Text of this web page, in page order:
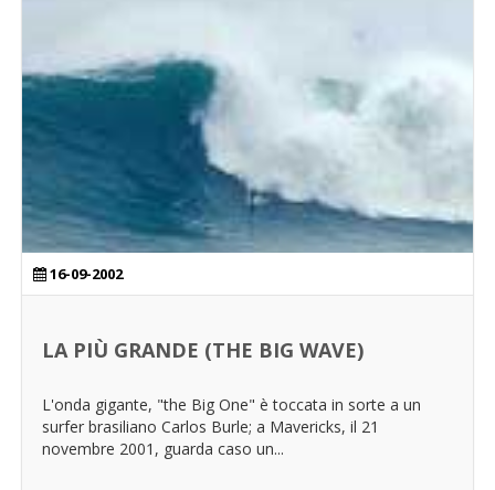
16-09-2002
LA PIÙ GRANDE (THE BIG WAVE)
L'onda gigante, "the Big One" è toccata in sorte a un
surfer brasiliano Carlos Burle; a Mavericks, il 21
novembre 2001, guarda caso un...